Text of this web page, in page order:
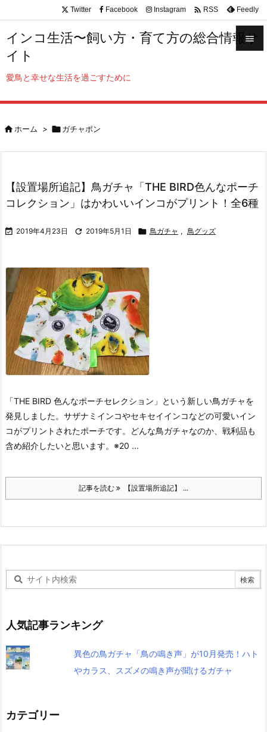
インコ生活〜飼い方・育て方の総合情報サ
イト
愛鳥と幸せな生活を過ごすために

サイド


検索
Twitter Facebook Instagram  RSS Feedly
ホーム > ガチャポン
【設置場所追記】鳥ガチャ「THE BIRD色んなポーチ
コレクション」はかわいいインコがプリント！全6種
 2019年4月23日  2019年5月1日  鳥ガチャ , 鳥グッズ
「THE BIRD 色んなポーチセレクション」という新しい鳥ガチャを
発見しました。サザナミインコやセキセイインコなどの可愛いイン
コがプリントされたポーチです。どんな鳥ガチャなのか、戦利品も
含め紹介したいと思います。 ※20 ...
記事を読む 【設置場所追記】 ...
人気記事ランキング
異色の鳥ガチャ「鳥の鳴き声」が10月発売！ハト
やカラス、スズメの鳴き声が聞けるガチャ
カテゴリー